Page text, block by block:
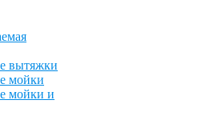
вытяжки
мойки
мойки и